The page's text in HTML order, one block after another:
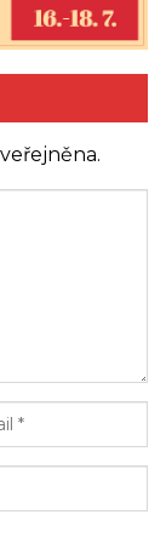
té nejvyšší
posluchače
vrčením. Noa
The
který v
CHILL
zde: